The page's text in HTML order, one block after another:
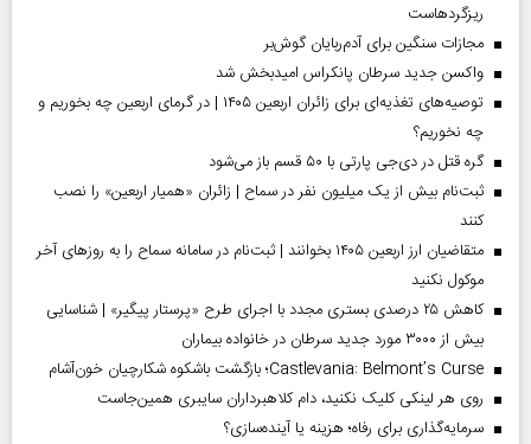
ریزگردهاست
مجازات سنگین برای آدم‌ربایان گوش‌بر
واکسن جدید سرطان پانکراس امیدبخش شد
توصیه‌های تغذیه‌ای برای زائران اربعین ۱۴۰۵ | در گرمای اربعین چه بخوریم و
چه نخوریم؟
گره قتل در دی‌جی پارتی با ۵۰ قسم باز می‌شود
ثبت‌نام بیش از یک میلیون نفر در سماح | زائران «همیار اربعین» را نصب
کنند
متقاضیان ارز اربعین ۱۴۰۵ بخوانند | ثبت‌نام در سامانه سماح را به روز‌های آخر
موکول نکنید
کاهش ۲۵ درصدی بستری مجدد با اجرای طرح «پرستار پیگیر» | شناسایی
بیش از ۳۰۰۰ مورد جدید سرطان در خانواده بیماران
Castlevania: Belmont’s Curse؛ بازگشت باشکوه شکارچیان خون‌آشام
روی هر لینکی کلیک نکنید، دام کلاهبرداران سایبری همین‌جاست
سرمایه‌گذاری برای رفاه؛ هزینه یا آینده‌سازی؟